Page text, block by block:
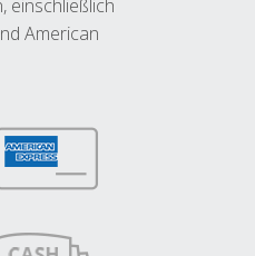
einschließlich
American